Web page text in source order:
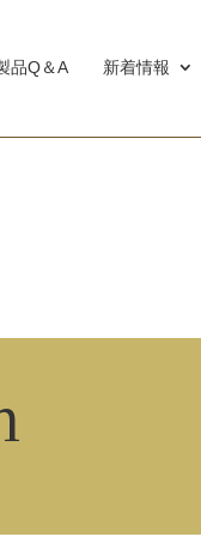
品Q＆A 新着情報